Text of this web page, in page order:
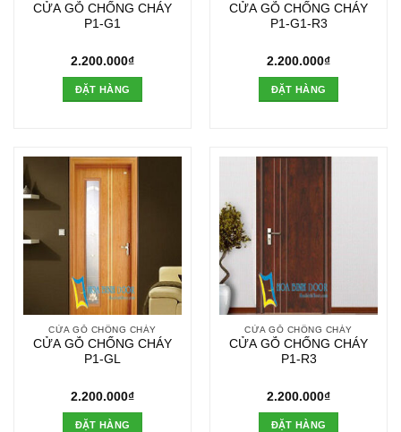
CỬA GỖ CHỐNG CHÁY
P1-G1
2.200.000₫
ĐẶT HÀNG
CỬA GỖ CHỐNG CHÁY
P1-G1-R3
2.200.000₫
ĐẶT HÀNG
CỬA GỖ CHỐNG CHÁY
CỬA GỖ CHỐNG CHÁY
P1-GL
2.200.000₫
ĐẶT HÀNG
CỬA GỖ CHỐNG CHÁY
CỬA GỖ CHỐNG CHÁY
P1-R3
2.200.000₫
ĐẶT HÀNG